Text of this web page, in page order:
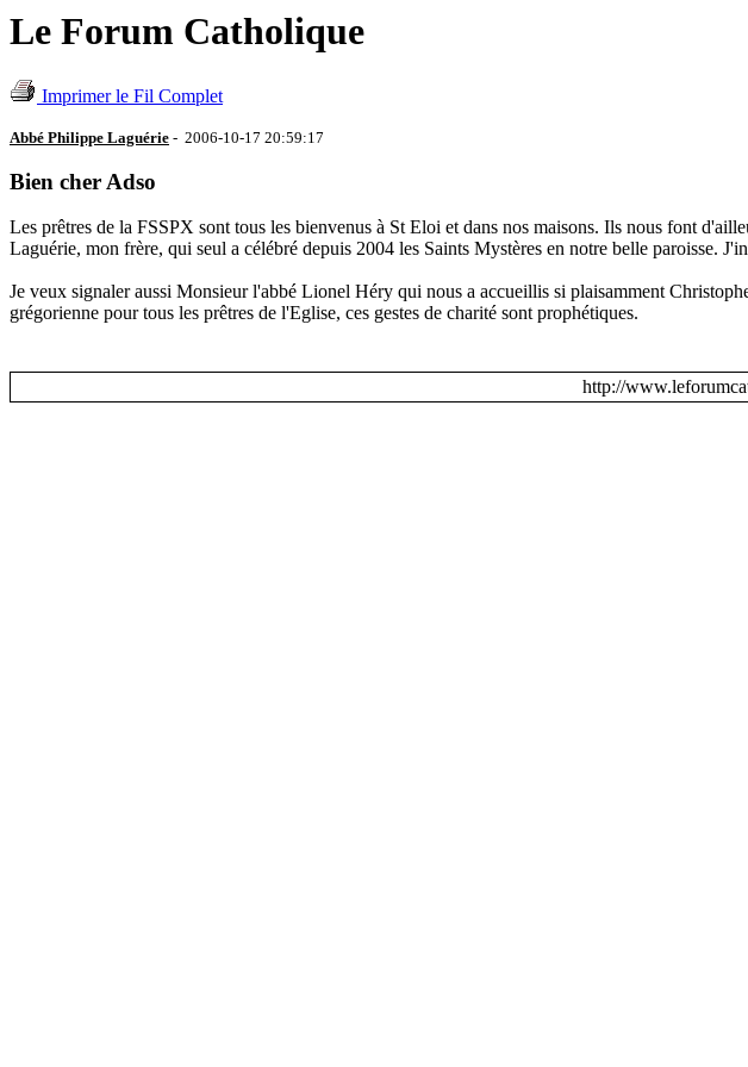
Le Forum Catholique
Imprimer le Fil Complet
Abbé Philippe Laguérie - 2006-10-17 20:59:17
Bien cher Adso
Les prêtres de la FSSPX sont tous les bienvenus à St Eloi et dans nos maisons. Ils nous font
Laguérie, mon frère, qui seul a célébré depuis 2004 les Saints Mystères en notre belle paroisse.
Je veux signaler aussi Monsieur l'abbé Lionel Héry qui nous a accueillis si plaisamment
grégorienne pour tous les prêtres de l'Eglise, ces gestes de charité sont prophétiques.
http://